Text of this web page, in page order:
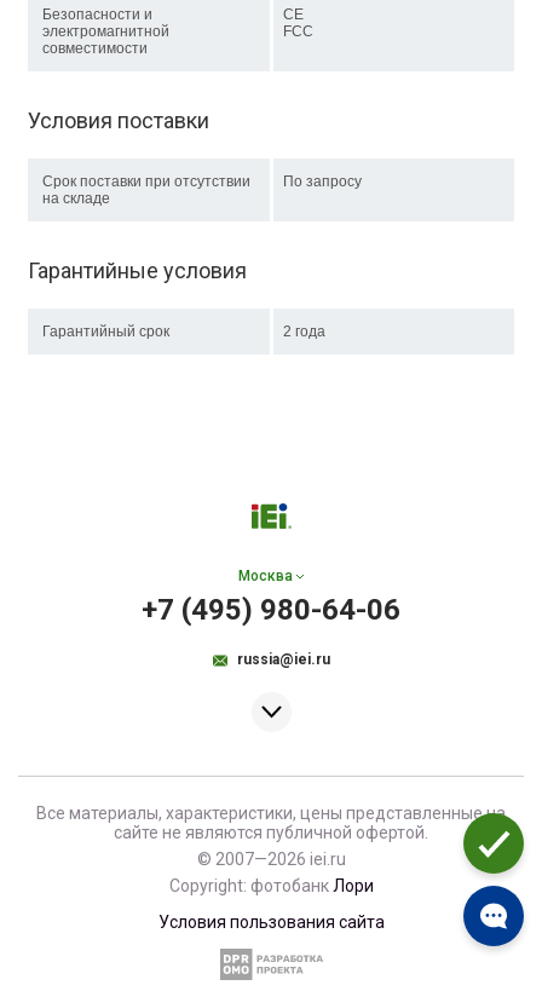
Безопасности и
электромагнитной
совместимости
CE
FCC
Условия поставки
Срок поставки при отсутствии
на складе
По запросу
Гарантийные условия
Гарантийный срок 2 года
Москва
+7 (495) 980-64-06
russia@iei.ru
Все материалы, характеристики, цены представленные на
сайте не являются публичной офертой.
© 2007—2026 iei.ru
Copyright: фотобанк Лори
Условия пользования сайта